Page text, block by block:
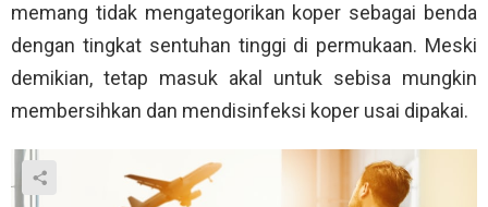
memang tidak mengategorikan koper sebagai benda
dengan tingkat sentuhan tinggi di permukaan. Meski
demikian, tetap masuk akal untuk sebisa mungkin
membersihkan dan mendisinfeksi koper usai dipakai.